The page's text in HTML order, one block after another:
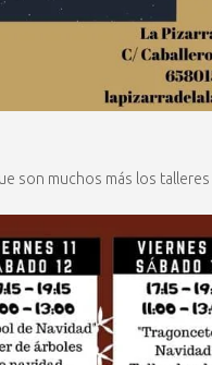
son muchos más los